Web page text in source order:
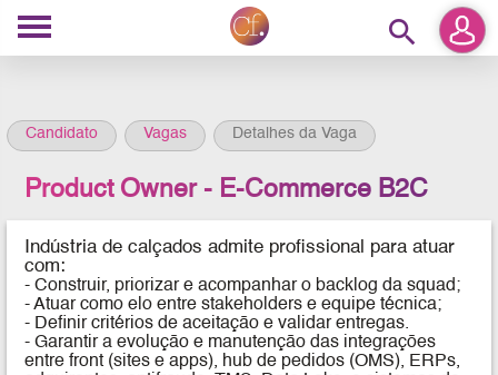
search
Candidato Vagas Detalhes da Vaga
Product Owner - E-Commerce B2C
Indústria de calçados admite profissional para atuar
com:
- Construir, priorizar e acompanhar o backlog da squad;
- Atuar como elo entre stakeholders e equipe técnica;
- Definir critérios de aceitação e validar entregas.
- Garantir a evolução e manutenção das integrações
entre front (sites e apps), hub de pedidos (OMS), ERPs,